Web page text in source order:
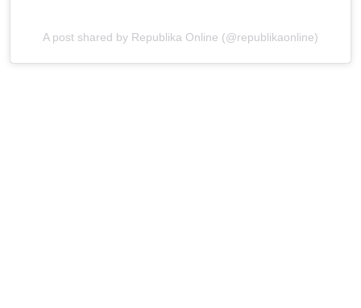
A post shared by Republika Online (@republikaonline)